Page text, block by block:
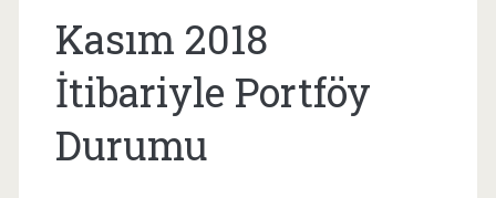
Kasım 2018
İtibariyle Portföy
Durumu